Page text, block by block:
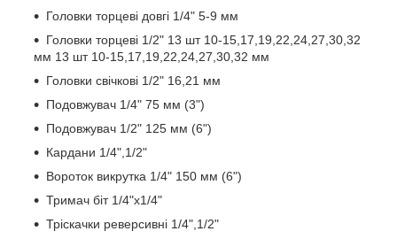
Головки торцеві довгі 1/4" 5-9 мм
Головки торцеві 1/2" 13 шт 10-15,17,19,22,24,27,30,32
мм 13 шт 10-15,17,19,22,24,27,30,32 мм
Головки свічкові 1/2" 16,21 мм
Подовжувач 1/4" 75 мм (3")
Подовжувач 1/2" 125 мм (6")
Кардани 1/4",1/2"
Вороток викрутка 1/4" 150 мм (6")
Тримач біт 1/4"х1/4"
Тріскачки реверсивні 1/4",1/2"